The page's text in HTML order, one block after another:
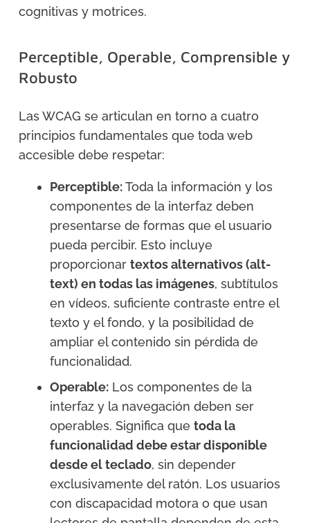
cognitivas y motrices.
Perceptible, Operable, Comprensible y
Robusto
Las WCAG se articulan en torno a cuatro
principios fundamentales que toda web
accesible debe respetar:
Perceptible:Toda la información y los
componentes de la interfaz deben
presentarse de formas que el usuario
pueda percibir. Esto incluye
proporcionar textos alternativos (alt-
text) en todas las imágenes, subtítulos
en vídeos, suficiente contraste entre el
texto y el fondo, y la posibilidad de
ampliar el contenido sin pérdida de
funcionalidad.
Operable: Los componentes de la
interfaz y la navegación deben ser
operables. Significa que toda la
funcionalidad debe estar disponible
desde el teclado, sin depender
exclusivamente del ratón. Los usuarios
con discapacidad motora o que usan